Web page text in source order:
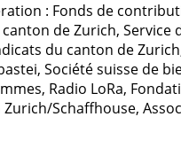
: Fonds de
de Zurich, Service
du canton de
Société suisse de
Radio LoRa,
Schaffhouse,